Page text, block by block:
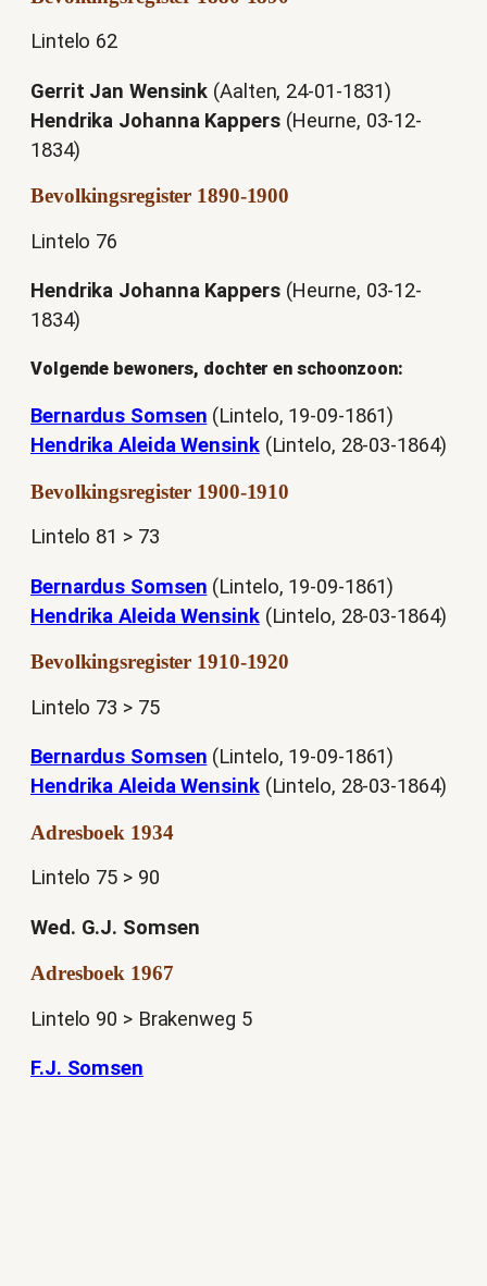
Lintelo 62
Gerrit Jan Wensink (Aalten, 24-01-1831)
Hendrika Johanna Kappers(Heurne, 03-12-
1834)
Bevolkingsregister 1890-1900
Lintelo 76
Hendrika Johanna Kappers(Heurne, 03-12-
1834)
Volgende bewoners, dochter en schoonzoon:
Bernardus Somsen (Lintelo, 19-09-1861)
Hendrika Aleida Wensink(Lintelo, 28-03-1864)
Bevolkingsregister 1900-1910
Lintelo 81 > 73
Bernardus Somsen (Lintelo, 19-09-1861)
Hendrika Aleida Wensink(Lintelo, 28-03-1864)
Bevolkingsregister 1910-1920
Lintelo 73 > 75
Bernardus Somsen (Lintelo, 19-09-1861)
Hendrika Aleida Wensink(Lintelo, 28-03-1864)
Adresboek 1934
Lintelo 75 > 90
Wed. G.J. Somsen
Adresboek 1967
Lintelo 90 > Brakenweg 5
F.J. Somsen